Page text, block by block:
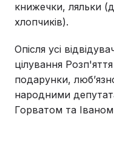
книжечки, ляльки
хлопчиків).
Опісля усі
цілування
подарунки,
народними
Горватом та